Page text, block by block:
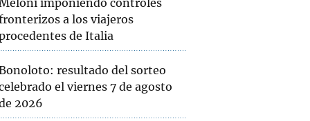
imponiendo controles
a los viajeros
de Italia
resultado del sorteo
el viernes 7 de agosto
2026